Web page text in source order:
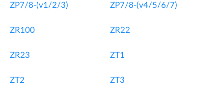
ZP7/8-(v1/2/3) ZP7/8-(v4/5/6/7)
ZR100 ZR22
ZR23 ZT1
ZT2 ZT3